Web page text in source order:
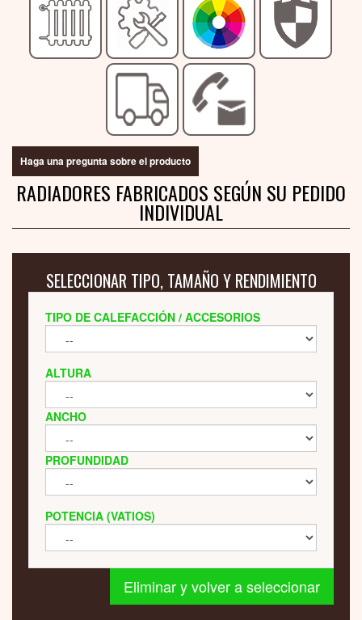
Haga una pregunta sobre el producto
RADIADORES FABRICADOS SEGÚN SU PEDIDO
INDIVIDUAL
SELECCIONAR TIPO, TAMAÑO Y RENDIMIENTO
TIPO DE CALEFACCIÓN / ACCESORIOS
ALTURA
ANCHO
PROFUNDIDAD
POTENCIA (VATIOS)
Eliminar y volver a seleccionar